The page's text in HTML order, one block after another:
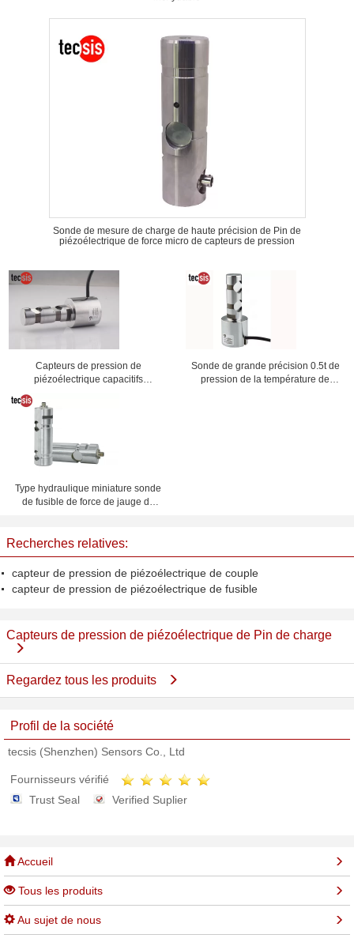
Sonde de mesure de charge de haute précision de Pin de
piézoélectrique de force micro de capteurs de pression
Capteurs de pression de
piézoélectrique capacitifs
mécaniques de Pin de charge,
transducteur de capteur de
pression de piézoélectrique de
Sonde de grande précision 0.5t de
pression de la température de
Type hydraulique miniature sonde
de fusible de force de jauge de
Recherches relatives:
capteur de pression de piézoélectrique de couple
capteur de pression de piézoélectrique de fusible
Capteurs de pression de piézoélectrique de Pin de charge
Regardez tous les produits
Profil de la société
tecsis (Shenzhen) Sensors Co., Ltd
Fournisseurs vérifié
Trust Seal
Verified Suplier
Accueil
Tous les produits
Au sujet de nous